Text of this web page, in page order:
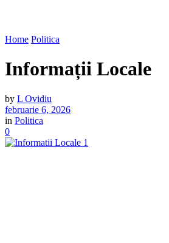
Home Politica
Informații Locale
by L Ovidiu
februarie 6, 2026
in Politica
0